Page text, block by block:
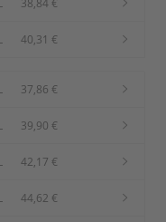
38,84 €
40,31 €
37,86 €
39,90 €
42,17 €
44,62 €